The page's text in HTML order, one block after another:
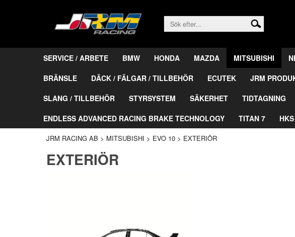
SERVICE / ARBETE BMW HONDA MAZDA MITSUBISHI
BRÄNSLE
DÄCK / FÄLGAR / TILLBEHÖR ECUTEK JRM
SLANG / TILLBEHÖR
STYRSYSTEM SÄKERHET TIDTAGNING
ENDLESS ADVANCED RACING BRAKE TECHNOLOGY
TITAN 7
JRM RACING AB > MITSUBISHI > EVO 10 > EXTERIÖR
EXTERIÖR